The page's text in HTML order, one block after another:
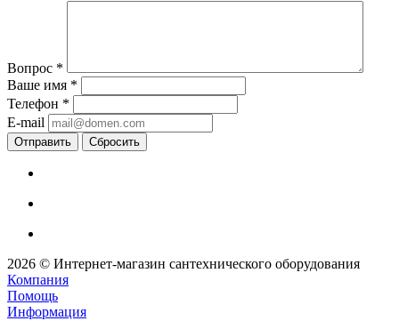
Вопрос *
Ваше имя *
Телефон *
E-mail
Сбросить
2026 © Интернет-магазин сантехнического оборудования
Компания
Помощь
Информация